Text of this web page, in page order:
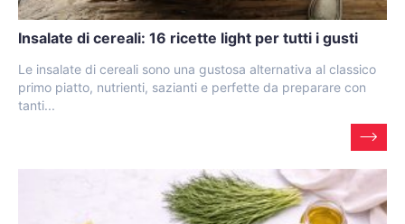
Insalate di cereali: 16 ricette light per tutti i gusti
Le insalate di cereali sono una gustosa alternativa al classico
primo piatto, nutrienti, sazianti e perfette da preparare con
tanti...